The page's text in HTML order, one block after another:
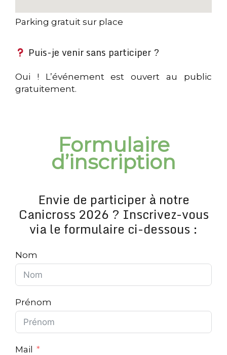
Parking gratuit sur place
Puis-je venir sans participer ?
Oui ! L’événement est ouvert au public
gratuitement.
Formulaire
d’inscription
Envie de participer à notre
Canicross 2026 ? Inscrivez-vous
via le formulaire ci-dessous :
Nom
Prénom
Mail